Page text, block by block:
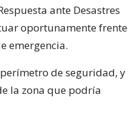
ante Desastres
oportunamente frente
emergencia.
de seguridad, y
la zona que podría